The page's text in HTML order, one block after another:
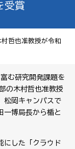
受賞
哲也准教授が令和
む研究開発課題を
の木村哲也准教授
松岡キャンパスで
一博局長から楯と
にした「クラウド